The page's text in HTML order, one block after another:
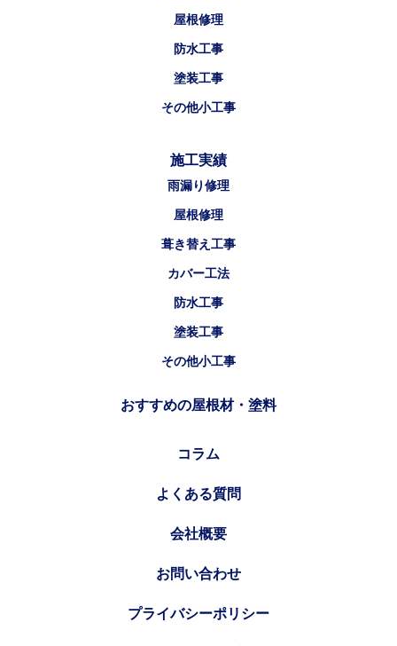
屋根修理
防水工事
塗装工事
その他小工事
施工実績
雨漏り修理
屋根修理
葺き替え工事
カバー工法
防水工事
塗装工事
その他小工事
おすすめの屋根材・塗料
コラム
よくある質問
会社概要
お問い合わせ
プライバシーポリシー